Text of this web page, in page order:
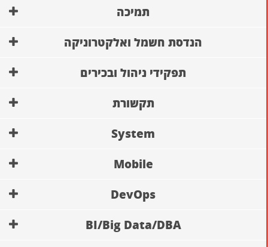
תמיכה
הנדסת חשמל ואלקטרוניקה
תפקידי ניהול ובכירים
תקשורת
System
Mobile
DevOps
BI/Big Data/DBA